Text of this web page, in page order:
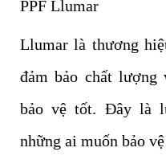
PPF Llumar
Llumar là thương
đảm bảo chất
bảo vệ tốt. Đây là
những ai muốn bảo